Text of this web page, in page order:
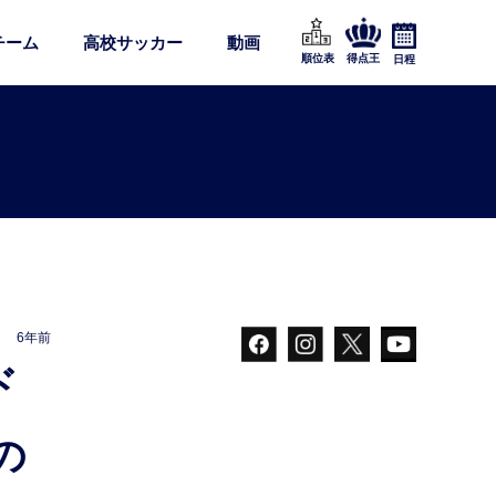
ーム 高校サッカー 動画
順位表 得点王 日程
6年前